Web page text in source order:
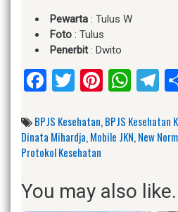
Pewarta : Tulus W
Foto : Tulus
Penerbit: Dwito
Facebook
Twitter
BPJS Kesehatan,BPJS Kesehatan
Dinata Mihardja,Mobile JKN,New
Protokol Kesehatan
You may also